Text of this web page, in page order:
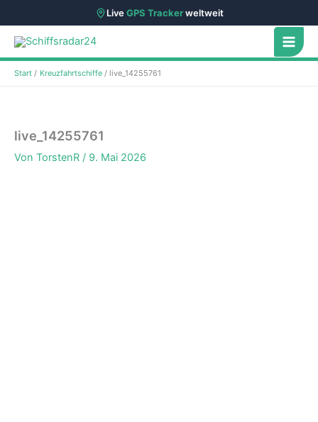
LiveGPS Trackerweltweit
Zum
Inhalt
springen
Start Kreuzfahrtschiffe live_14255761
live_14255761
Von TorstenR / 9. Mai 2026